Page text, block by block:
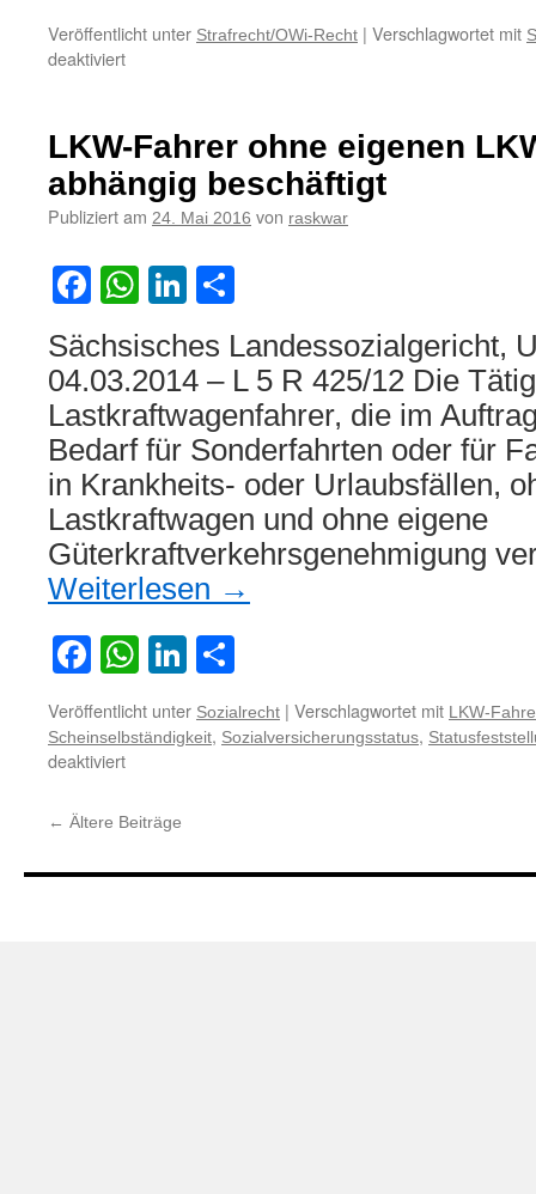
Veröffentlicht unter Strafrecht/OWi-Recht | Verschlagwortet mit
deaktiviertfür
Vorliegens
einer
Scheinselbständigkeit
als
LKW-Fahrer ohne eigenen
abhängig beschäftigt
Publiziert am 24. Mai 2016 von raskwar
Facebook
WhatsApp
LinkedIn
Sächsisches Landessozialgericht,
04.03.2014 – L 5 R 425/12 Die
Lastkraftwagenfahrer, die im
Bedarf für Sonderfahrten oder für
in Krankheits- oder Urlaubsfällen,
Lastkraftwagen und ohne eigene
Güterkraftverkehrsgenehmigung
Weiterlesen →
Facebook
WhatsApp
LinkedIn
Veröffentlicht unter Sozialrecht | Verschlagwortet mit LKW-
Scheinselbständigkeit, Sozialversicherungsstatus,
deaktiviertfür
ohne
LKW
← Ältere Beiträge